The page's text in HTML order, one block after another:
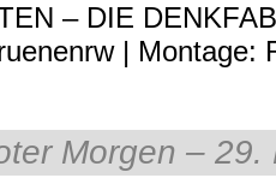
– DIE
| Montage:
Morgen – 29.